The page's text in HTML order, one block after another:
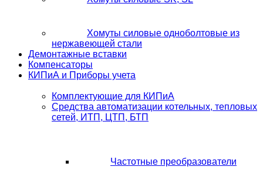
Хомуты силовые одноболтовые из
нержавеющей стали
Демонтажные вставки
Компенсаторы
КИПиА и Приборы учета
Комплектующие для КИПиА
Средства автоматизации котельных, тепловых
сетей, ИТП, ЦТП, БТП
Частотные преобразователи